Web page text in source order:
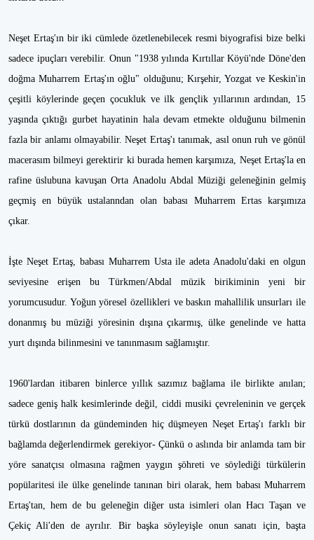
Neşet Ertaş'ın bir iki cümlede özetlenebilecek resmi biyografisi bize belki
sadece ipuçları verebilir. Onun "1938 yılında Kırtıllar Köyü'nde Döne'den
doğma Muharrem Ertaş'ın oğlu" olduğunu; Kırşehir, Yozgat ve Keskin'in
çeşitli köylerinde geçen çocukluk ve ilk gençlik yıllarının ardından, 15
yaşında çıktığı gurbet hayatinin hala devam etmekte olduğunu bilmenin
fazla bir anlamı olmayabilir. Neşet Ertaş'ı tanımak, asıl onun ruh ve gönül
macerasım bilmeyi gerektirir ki burada hemen karşımıza, Neşet Ertaş'la en
rafine üslubuna kavuşan Orta Anadolu Abdal Müziği geleneğinin gelmiş
geçmiş en büyük ustalanndan olan babası Muharrem Ertas karşımıza
çıkar.
İşte Neşet Ertaş, babası Muharrem Usta ile adeta Anadolu'daki en olgun
seviyesine erişen bu Türkmen/Abdal müzik birikiminin yeni bir
yorumcusudur. Yoğun yöresel özellikleri ve baskın mahallilik unsurları ile
donanmış bu müziği yöresinin dışına çıkarmış, ülke genelinde ve hatta
yurt dışında bilinmesini ve tanınmasım sağlamıştır.
1960'lardan itibaren binlerce yıllık sazımız bağlama ile birlikte anılan;
sadece geniş halk kesimlerinde değil, ciddi musiki çevreleninin ve gerçek
türkü dostlarının da gündeminden hiç düşmeyen Neşet Ertaş'ı farklı bir
bağlamda değerlendirmek gerekiyor- Çünkü o aslında bir anlamda tam bir
yöre sanatçısı olmasına rağmen yaygın şöhreti ve söylediği türkülerin
popülaritesi ile ülke genelinde tanınan biri olarak, hem babası Muharrem
Ertaş'tan, hem de bu geleneğin diğer usta isimleri olan Hacı Taşan ve
Çekiç Ali'den de ayrılır. Bir başka söyleyişle onun sanatı için, başta